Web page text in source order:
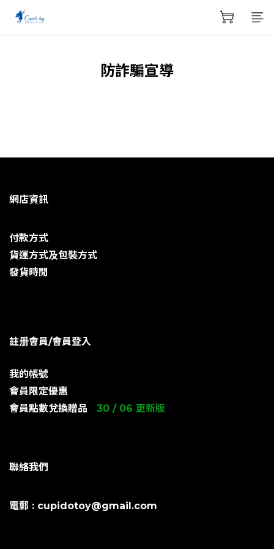
防詐騙宣導
網店資訊
付款方式
貨運方式及包裝方式
發貨時閒
註册會員/會員登入
我的帳號
會員限定優惠
會員點數兌換贈品
30 / 06 更新版
聯絡我們
電郵 : cupidotoy@gmail.com